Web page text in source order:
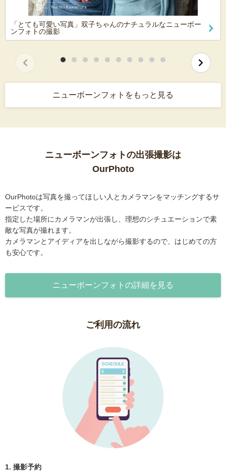
「とても可愛い写真」双子ちゃんのナチュラルなニューボー
ンフォトの撮影
ニューボーンフォトをもっと見る
ニューボーンフォトの出張撮影は
OurPhoto
OurPhotoは写真を撮ってほしい人とカメラマンをマッチングするサ
ービスです。
指定した場所にカメラマンが出張し、理想のシチュエーションで素
敵な写真が撮れます。
カメラマンとアイディアを出しながら撮影するので、はじめての方
も安心です。
ニューボーンフォトの詳細を見る
ご利用の流れ
1. 撮影予約